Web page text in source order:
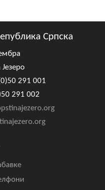
Српска
291 001
291 002